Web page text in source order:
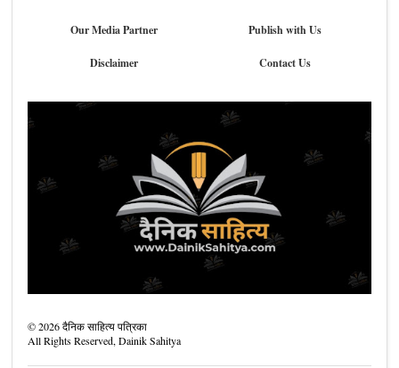
Our Media Partner Publish with Us
Disclaimer Contact Us
©2026दैनिक साहित्य पत्रिका
All Rights Reserved,Dainik Sahitya